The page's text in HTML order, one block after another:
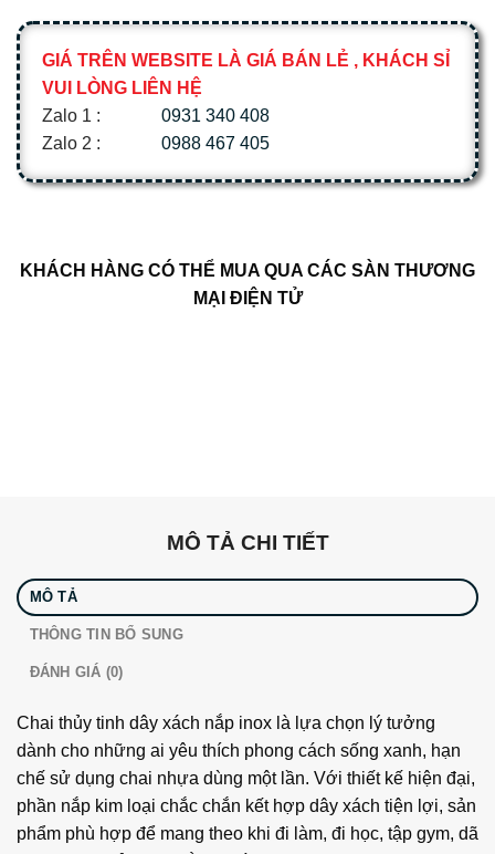
GIÁ TRÊN WEBSITE LÀ GIÁ BÁN LẺ , KHÁCH SỈ
VUI LÒNG LIÊN HỆ
Zalo 1 :
0931 340 408
Zalo 2 :
0988 467 405
KHÁCH HÀNG CÓ THỂ MUA QUA CÁC SÀN THƯƠNG
MẠI ĐIỆN TỬ
MÔ TẢ CHI TIẾT
MÔ TẢ
THÔNG TIN BỔ SUNG
ĐÁNH GIÁ (0)
Chai thủy tinh dây xách nắp inox là lựa chọn lý tưởng
dành cho những ai yêu thích phong cách sống xanh, hạn
chế sử dụng chai nhựa dùng một lần. Với thiết kế hiện đại,
phần nắp kim loại chắc chắn kết hợp dây xách tiện lợi, sản
phẩm phù hợp để mang theo khi đi làm, đi học, tập gym, dã